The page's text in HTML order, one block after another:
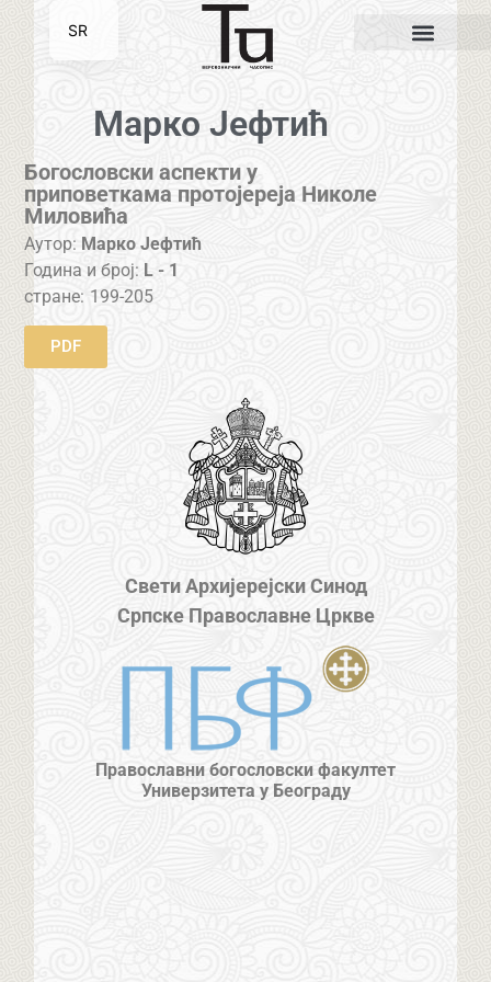
Марко Јефтић
Богословски аспекти у
приповеткама протојереја Николе
Миловића
Аутор: Марко Јефтић
Година и број: L - 1
стране: 199-205
PDF
Свети Архијерејски Синод
Српске Православне Цркве
Православни богословски факултет
Универзитета у Београду
SR
EN